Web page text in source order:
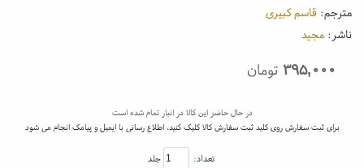
مترجم: قاسم کبیری
ناشر: مجید
۳۹۵,۰۰۰ تومان
در حال حاضر این کالا در انبار تمام شده است
برای ثبت سفارش روی کلید ثبت سفارش کالا کلیک کنید، اطلاع رسانی با ایمیل و پیامک انجام می شود
تعداد: جلد